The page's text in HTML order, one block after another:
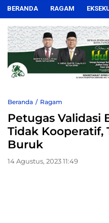
BERANDA RAGAM
Beranda Ragam
Petugas Validasi
Tidak Kooperatif,
Buruk
14 Agustus, 2023 11:49